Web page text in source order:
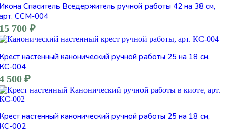
Спаситель Вседержитель ручной работы 42 на 38 см,
ССМ-004
700 ₽
настенный канонический ручной работы 25 на 18 см,
004
500 ₽
настенный канонический ручной работы 25 на 18 см,
002